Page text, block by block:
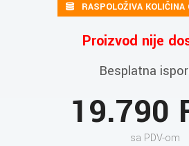
RASPOLOŽIVA KOLIČINA
Proizvod nije
Besplatna
19.790
sa PDV-om